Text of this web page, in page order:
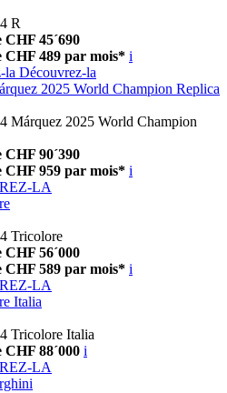
R
45´690
CHF 489 par mois* i
la Découvrez-la
2025 World Champion Replica
Márquez 2025 World Champion
90´390
CHF 959 par mois* i
LA
Tricolore
56´000
CHF 589 par mois* i
LA
Italia
Tricolore Italia
88´000 i
LA